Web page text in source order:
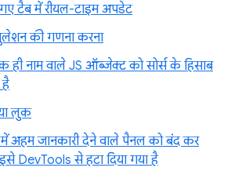
टैब में रीयल-टाइम अपडेट
की गणना करना
ही नाम वाले JS ऑब्जेक्ट को सोर्स के हिसाब
है
लुक
में अहम जानकारी देने वाले पैनल को बंद कर
DevTools से हटा दिया गया है